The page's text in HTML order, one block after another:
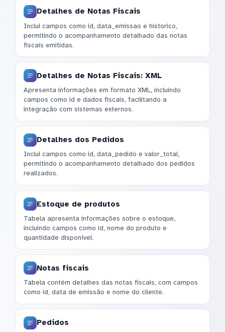
Detalhes de Notas Fiscais
Inclui campos como id, data_emissao e historico,
permitindo o acompanhamento detalhado das notas
fiscais emitidas.
Detalhes de Notas Fiscais: XML
Apresenta informações em formato XML, incluindo
campos como id e dados fiscais, facilitando a
integração com sistemas externos.
Detalhes dos Pedidos
Inclui campos como id, data_pedido e valor_total,
permitindo o acompanhamento detalhado dos pedidos
realizados.
Estoque de produtos
Tabela apresenta informações sobre o estoque,
incluindo campos como id, nome do produto e
quantidade disponível.
Notas fiscais
Tabela contém detalhes das notas fiscais, com campos
como id, data de emissão e nome do cliente.
Pedidos